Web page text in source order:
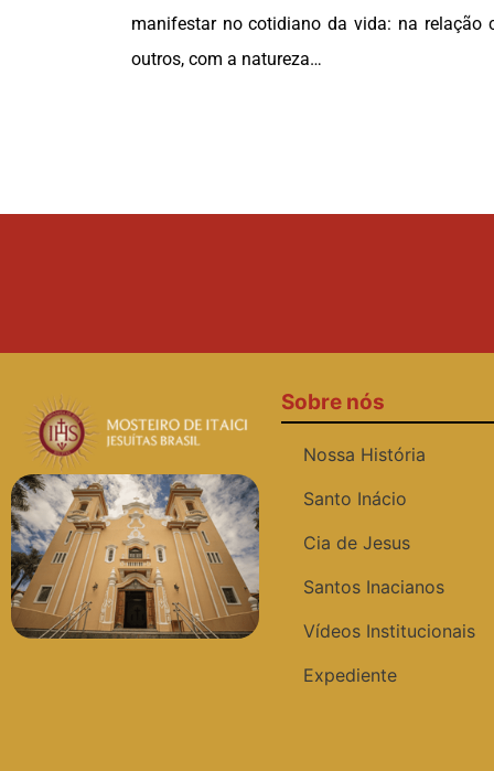
manifestar no cotidiano da vida: na relação
outros, com a natureza…
Sobre nós
Nossa História
Santo Inácio
Cia de Jesus
Santos Inacianos
Vídeos Institucionais
Expediente